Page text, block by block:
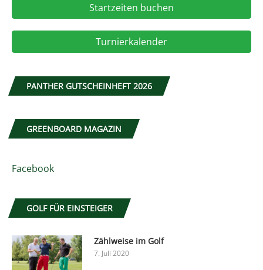
Startzeiten buchen
Turnierkalender
PANTHER GUTSCHEINHEFT 2026
GREENBOARD MAGAZIN
Facebook
GOLF FÜR EINSTEIGER
Zählweise im Golf
7. Juli 2020